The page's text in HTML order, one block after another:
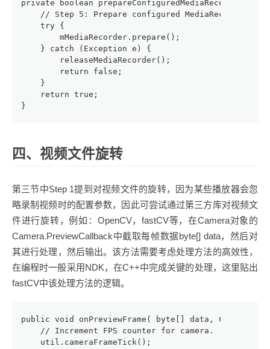
private boolean prepareConfiguredMediaRecorder() {
    // Step 5: Prepare configured MediaRecorder
    try {
        mMediaRecorder.prepare();
    } catch (Exception e) {
        releaseMediaRecorder();
        return false;
    }
    return true;
}
四、视频文件旋转
第三节中Step 1提到对视频文件的旋转，因为某些播放器会忽
略录制视频时的配置参数，因此可尝试通过第三方库对视频文
件进行旋转，例如：OpenCV，fastCV等，在Camera对象的
Camera.PreviewCallback中截取每帧数据byte[] data，然后对
其进行处理，然后输出。该方法需要考虑处理方法的高效性，
在编程时一般采用NDK，在C++中完成关键的处理，这里贴出
fastCV中该处理方法的逻辑。
public void onPreviewFrame( byte[] data, Camera c
    // Increment FPS counter for camera.
    util.cameraFrameTick();